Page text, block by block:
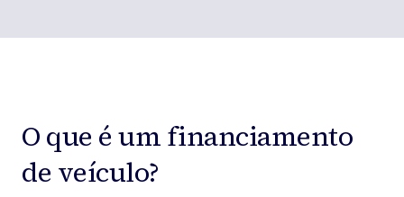
O que é um financiamento
de veículo?